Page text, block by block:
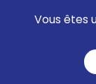
Vous êtes